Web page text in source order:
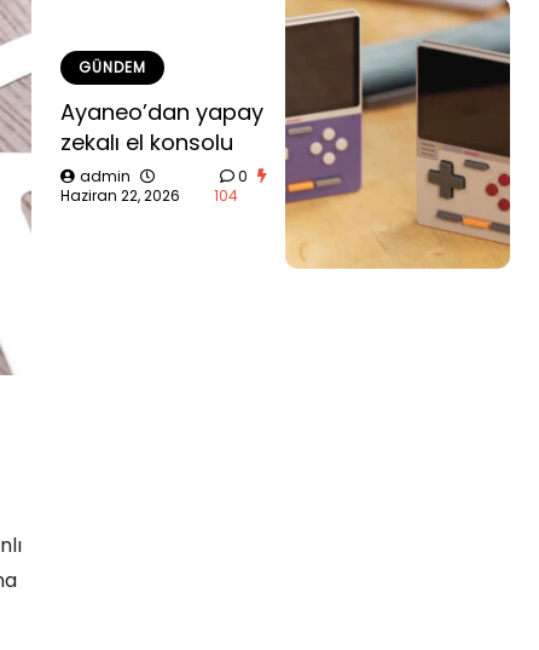
GÜNDEM
Ayaneo’dan yapay
zekalı el konsolu
admin
Haziran 22, 2026
0
104